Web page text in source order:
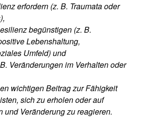
erfordern (z. B. Traumata oder
begünstigen (z. B.
Lebenshaltung,
Umfeld) und
Veränderungen im Verhalten oder
wichtigen Beitrag zur Fähigkeit
sich zu erholen oder auf
und Veränderung zu reagieren.